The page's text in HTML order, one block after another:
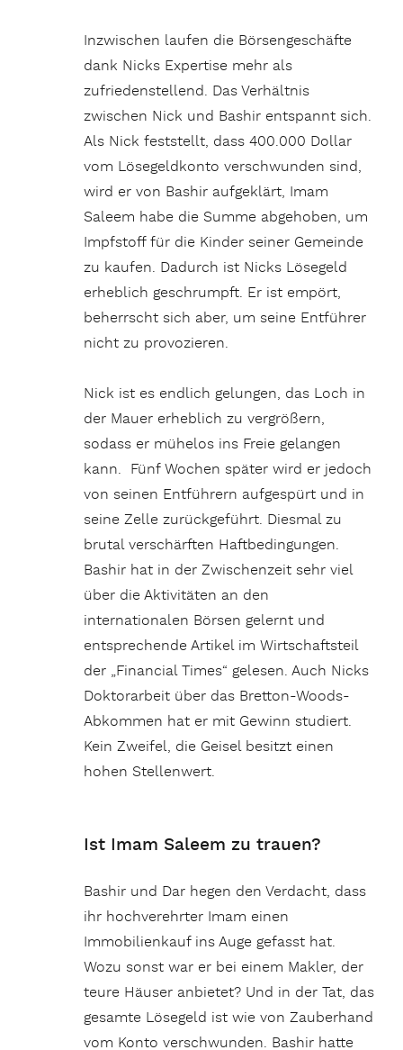
Inzwischen laufen die Börsengeschäfte
dank Nicks Expertise mehr als
zufriedenstellend. Das Verhältnis
zwischen Nick und Bashir entspannt sich.
Als Nick feststellt, dass 400.000 Dollar
vom Lösegeldkonto verschwunden sind,
wird er von Bashir aufgeklärt, Imam
Saleem habe die Summe abgehoben, um
Impfstoff für die Kinder seiner Gemeinde
zu kaufen. Dadurch ist Nicks Lösegeld
erheblich geschrumpft. Er ist empört,
beherrscht sich aber, um seine Entführer
nicht zu provozieren.
Nick ist es endlich gelungen, das Loch in
der Mauer erheblich zu vergrößern,
sodass er mühelos ins Freie gelangen
kann. Fünf Wochen später wird er jedoch
von seinen Entführern aufgespürt und in
seine Zelle zurückgeführt. Diesmal zu
brutal verschärften Haftbedingungen.
Bashir hat in der Zwischenzeit sehr viel
über die Aktivitäten an den
internationalen Börsen gelernt und
entsprechende Artikel im Wirtschaftsteil
der „Financial Times“ gelesen. Auch Nicks
Doktorarbeit über das Bretton-Woods-
Abkommen hat er mit Gewinn studiert.
Kein Zweifel, die Geisel besitzt einen
hohen Stellenwert.
Ist Imam Saleem zu trauen?
Bashir und Dar hegen den Verdacht, dass
ihr hochverehrter Imam einen
Immobilienkauf ins Auge gefasst hat.
Wozu sonst war er bei einem Makler, der
teure Häuser anbietet? Und in der Tat, das
gesamte Lösegeld ist wie von Zauberhand
vom Konto verschwunden. Bashir hatte